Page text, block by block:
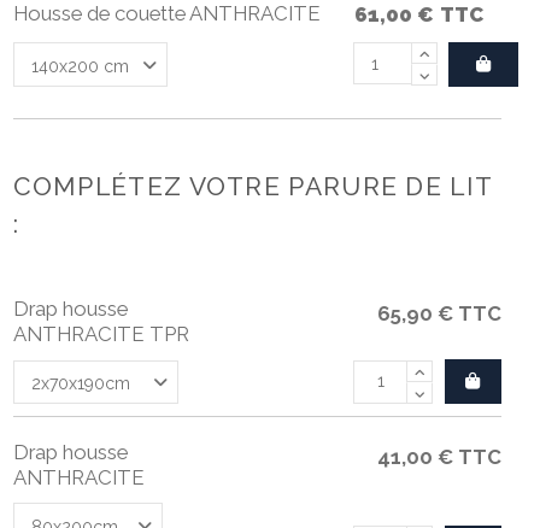
Housse de couette ANTHRACITE 61,00 € TTC
COMPLÉTEZ VOTRE PARURE DE LIT
:
Drap housse
ANTHRACITE TPR
65,90 € TTC
Drap housse
ANTHRACITE
41,00 € TTC